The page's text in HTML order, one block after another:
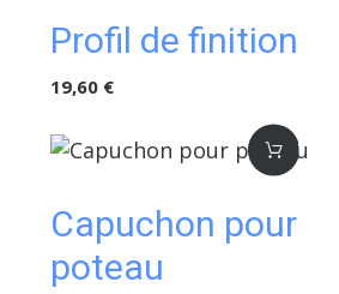
Profil de finition
19,60 €
Capuchon pour
poteau